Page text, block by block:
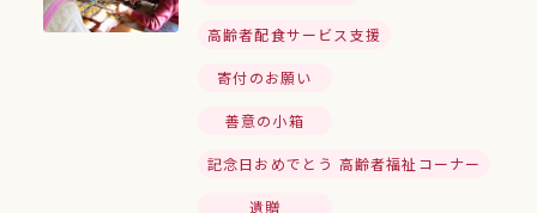
高齢者配食サービス支援
寄付のお願い
善意の小箱
記念日おめでとう 高齢者福祉コーナー
遺贈